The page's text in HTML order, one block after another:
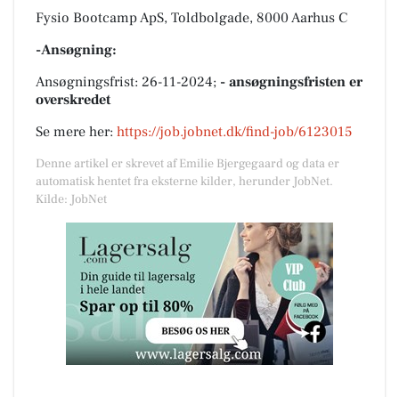
Fysio Bootcamp ApS, Toldbolgade, 8000 Aarhus C
-Ansøgning:
Ansøgningsfrist: 26-11-2024; - ansøgningsfristen er
overskredet
Se mere her: https://job.jobnet.dk/find-job/6123015
Denne artikel er skrevet af Emilie Bjergegaard og data er
automatisk hentet fra eksterne kilder, herunder JobNet.
Kilde: JobNet